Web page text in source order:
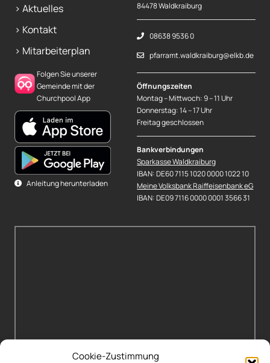
Cookie-Zustimmung
> Aktuelles
> Kontakt
> Mitarbeiterplan
Folgen Sie unserer
Gemeinde mit der
Churchpool App
Anleitung herunterladen
84478 Waldkraiburg
08638 9536 0
pfarramt.waldkraiburg@elkb.de
Öffnungszeiten
Montag – Mittwoch: 9 – 11 Uhr
Donnerstag: 14 – 17 Uhr
Freitag geschlossen
Bankverbindungen
Sparkasse Waldkraiburg
IBAN: DE60 7115 1020 0000 1022 10
Meine Volksbank Raiffeisenbank eG
IBAN: DE09 7116 0000 0001 3566 31